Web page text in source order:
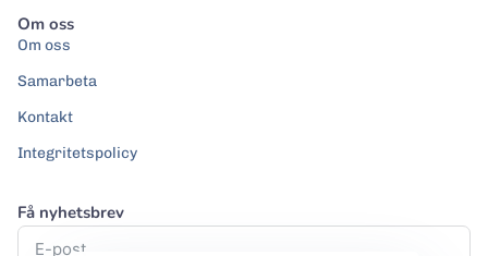
Om oss
Om oss
Samarbeta
Kontakt
Integritetspolicy
Få nyhetsbrev